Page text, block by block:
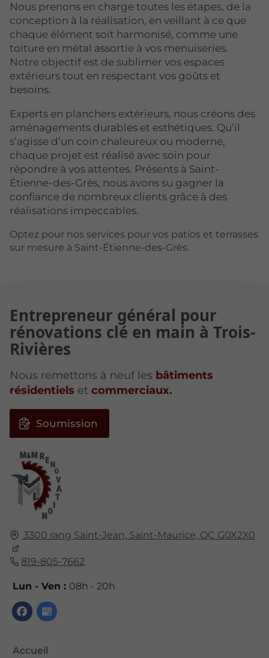
Nous prenons en charge toutes les étapes, de la
conception à la réalisation, en veillant à ce que
chaque élément soit harmonisé, comme une
toiture en métal assortie à vos menuiseries.
Notre objectif est de sublimer vos espaces
extérieurs tout en respectant vos goûts et
besoins.
Experts en planchers extérieurs, nous créons des
aménagements durables et esthétiques. Qu’il
s’agisse d’un coin chaleureux ou moderne,
chaque projet est réalisé avec soin pour
répondre à vos attentes. Présents à Saint-
Étienne-des-Grès, nous avons su gagner la
confiance de nombreux clients grâce à des
réalisations impeccables.
Optez pour nos services pour vos patios et terrasses
sur mesure à Saint-Étienne-des-Grès.
3300 rang Saint-Jean, Saint-Maurice, QC G0X2X0
819-805-7662
Lun - Ven : 08h - 20h
Accueil
Entrepreneur général pour
rénovations clé en main à Trois-
Rivières
Nous remettons à neuf les bâtiments
résidentiels et commerciaux.
Soumission